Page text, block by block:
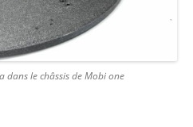
dans le châssis de Mobi one